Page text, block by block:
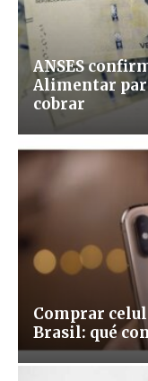
ANSES
Alimentar
cobrar
Comprar
Brasil: qué